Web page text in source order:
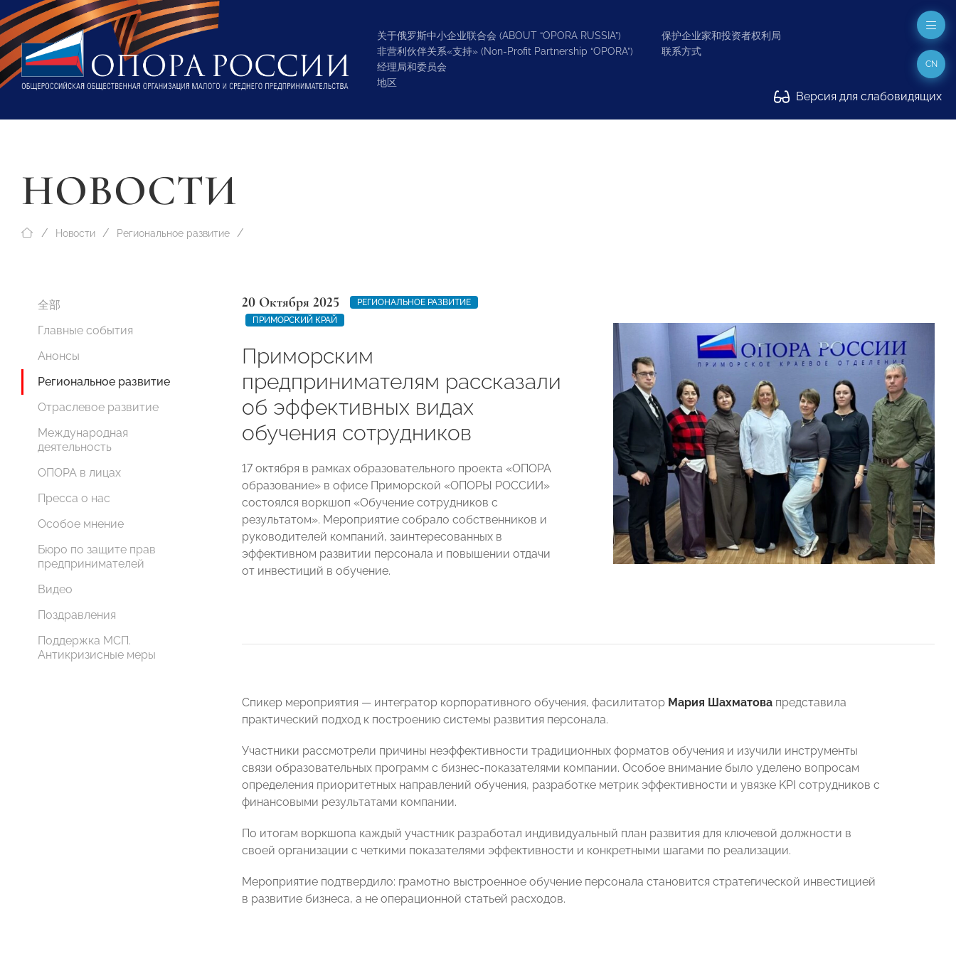
关于俄罗斯中小企业联合会 (ABOUT “OPORA RUSSIA”)
非营利伙伴关系«支持» (Non-Profit Partnership “OPORA”)
经理局和委员会
地区
保护企业家和投资者权利局
联系方式
Версия для слабовидящих
CN
НОВОСТИ
Новости Региональное развитие
全部
Главные события
Анонсы
Региональное развитие
Отраслевое развитие
Международная
деятельность
ОПОРА в лицах
Пресса о нас
Особое мнение
Бюро по защите прав
предпринимателей
Видео
Поздравления
Поддержка МСП.
Антикризисные меры
20 Октября 2025
РЕГИОНАЛЬНОЕ РАЗВИТИЕ
ПРИМОРСКИЙ КРАЙ
Приморским
предпринимателям рассказали
об эффективных видах
обучения сотрудников
17 октября в рамках образовательного проекта «ОПОРА
образование» в офисе Приморской «ОПОРЫ РОССИИ»
состоялся воркшоп «Обучение сотрудников с
результатом». Мероприятие собрало собственников и
руководителей компаний, заинтересованных в
эффективном развитии персонала и повышении отдачи
от инвестиций в обучение.
Спикер мероприятия — интегратор корпоративного обучения, фасилитатор Мария Шахматова представила
практический подход к построению системы развития персонала.
Участники рассмотрели причины неэффективности традиционных форматов обучения и изучили инструменты
связи образовательных программ с бизнес-показателями компании. Особое внимание было уделено вопросам
определения приоритетных направлений обучения, разработке метрик эффективности и увязке KPI сотрудников с
финансовыми результатами компании.
По итогам воркшопа каждый участник разработал индивидуальный план развития для ключевой должности в
своей организации с четкими показателями эффективности и конкретными шагами по реализации.
Мероприятие подтвердило: грамотно выстроенное обучение персонала становится стратегической инвестицией
в развитие бизнеса, а не операционной статьей расходов.